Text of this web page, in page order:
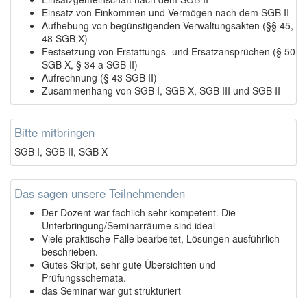
Einsatz von Einkommen und Vermögen nach dem SGB II
Aufhebung von begünstigenden Verwaltungsakten (§§ 45,
48 SGB X)
Festsetzung von Erstattungs- und Ersatzansprüchen (§ 50
SGB X, § 34 a SGB II)
Aufrechnung (§ 43 SGB II)
Zusammenhang von SGB I, SGB X, SGB III und SGB II
Bitte mitbringen
SGB I, SGB II, SGB X
Das sagen unsere Teilnehmenden
Der Dozent war fachlich sehr kompetent. Die
Unterbringung/Seminarräume sind ideal
Viele praktische Fälle bearbeitet, Lösungen ausführlich
beschrieben.
Gutes Skript, sehr gute Übersichten und
Prüfungsschemata.
das Seminar war gut strukturiert